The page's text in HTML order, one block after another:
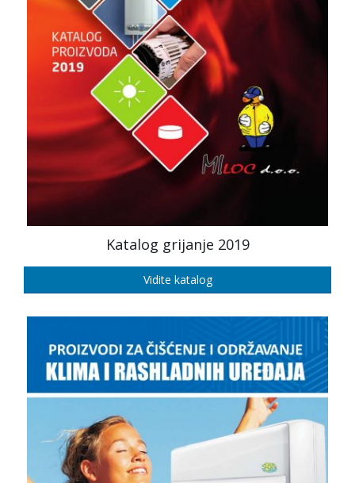
Katalog grijanje 2019
Vidite katalog